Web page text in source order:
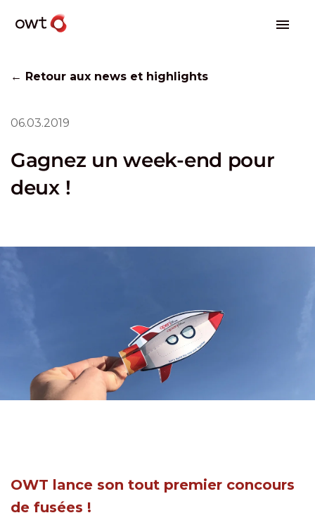
← Retour aux news et highlights
06.03.2019
Gagnez un week-end pour
deux !
OWT lance son tout premier concours
de fusées !